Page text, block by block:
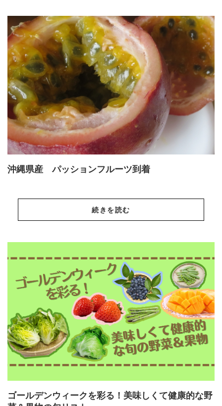
沖縄県産 パッションフルーツ到着
続きを読む
ゴールデンウィークを彩る！美味しくて健康的な野